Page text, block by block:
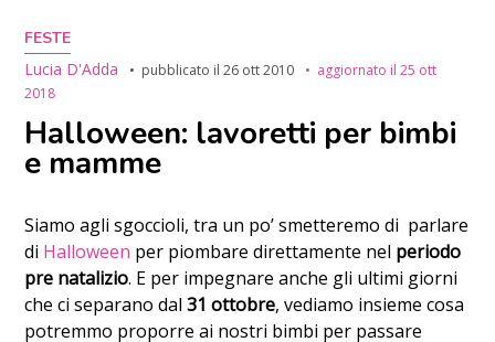
FESTE
Lucia D'Adda
pubblicato il26 ott 2010 aggiornato il25 ott
2018
Halloween: lavoretti per bimbi
e mamme
Siamo agli sgoccioli, tra un po’ smetteremo di parlare
di Halloween per piombare direttamente nel periodo
pre natalizio. E per impegnare anche gli ultimi giorni
che ci separano dal31 ottobre, vediamo insieme cosa
potremmo proporre ai nostri bimbi per passare